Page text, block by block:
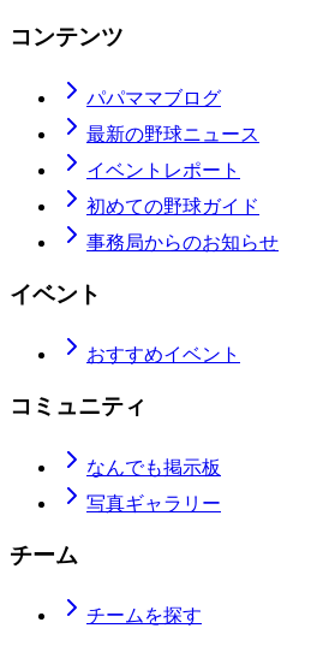
コンテンツ
パパママブログ
最新の野球ニュース
イベントレポート
初めての野球ガイド
事務局からのお知らせ
イベント
おすすめイベント
コミュニティ
なんでも掲示板
写真ギャラリー
チーム
チームを探す